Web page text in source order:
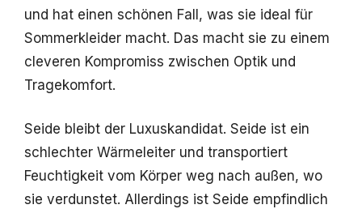
und hat einen schönen Fall, was sie ideal für
Sommerkleider macht. Das macht sie zu einem
cleveren Kompromiss zwischen Optik und
Tragekomfort.
Seide bleibt der Luxuskandidat. Seide ist ein
schlechter Wärmeleiter und transportiert
Feuchtigkeit vom Körper weg nach außen, wo
sie verdunstet. Allerdings ist Seide empfindlich